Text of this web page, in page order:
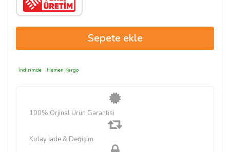
İndirimde Hemen Kargo
100% Orjinal Ürün Garantisi
Kolay İade & Değişim